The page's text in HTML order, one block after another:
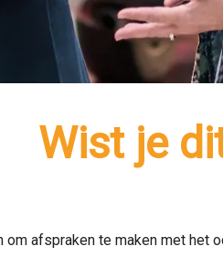
Wist je
afspraken te maken met het